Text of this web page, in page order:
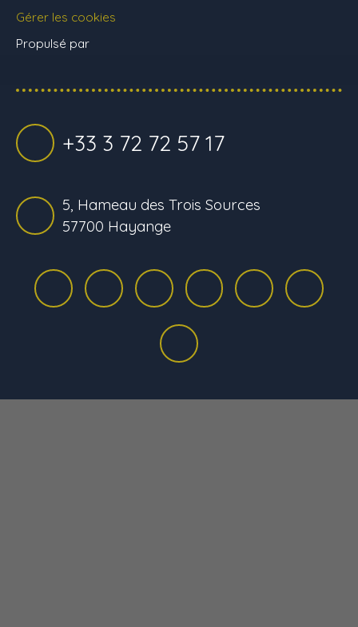
Gérer les cookies
Propulsé par
+33 3 72 72 57 17
5, Hameau des Trois Sources
57700 Hayange